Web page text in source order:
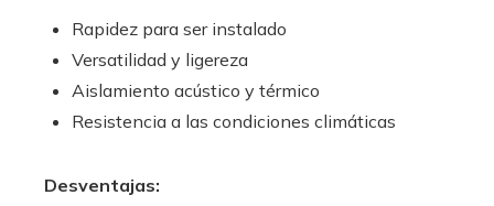
Rapidez para ser instalado
Versatilidad y ligereza
Aislamiento acústico y térmico
Resistencia a las condiciones climáticas
Desventajas: